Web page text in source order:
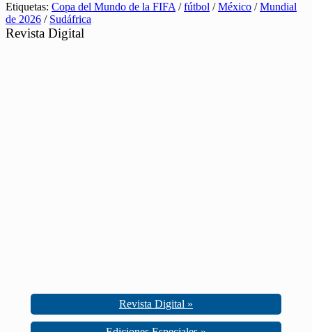
Etiquetas: Copa del Mundo de la FIFA /fútbol /México /Mundial
de 2026 / Sudáfrica
Revista Digital
Revista Digital »